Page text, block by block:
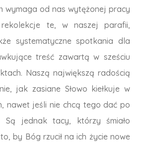
wymaga od nas wytężonej pracy
rekolekcje te, w naszej parafii,
systematyczne spotkania dla
treść zawartą w sześciu
Naszą największą radością
jak zasiane Słowo kiełkuje w
nawet jeśli nie chcą tego dać po
Są jednak tacy, którzy śmiało
by Bóg rzucił na ich życie nowe